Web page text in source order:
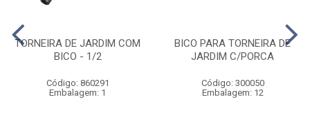
TORNEIRA DE JARDIM COM
BICO - 1/2
Código: 860291
Embalagem: 1
BICO PARA TORNEIRA DE
JARDIM C/PORCA
Código: 300050
Embalagem: 12